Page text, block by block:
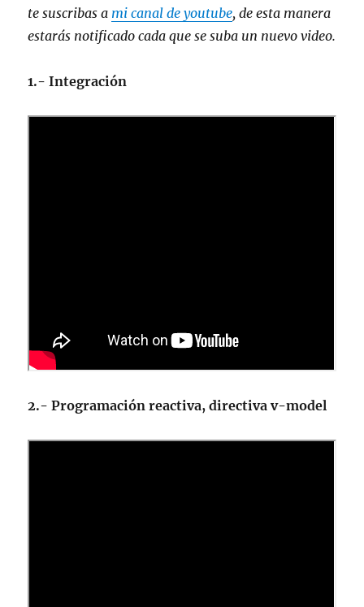
te suscribas a mi canal de youtube, de esta manera
estarás notificado cada que se suba un nuevo video.
1.- Integración
2.- Programación reactiva, directiva v-model